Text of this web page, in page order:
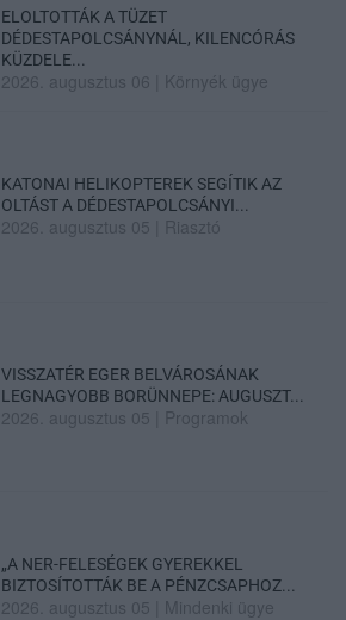
ELOLTOTTÁK A TÜZET
DÉDESTAPOLCSÁNYNÁL, KILENCÓRÁS
KÜZDELE...
2026. augusztus 06 Környék ügye
KATONAI HELIKOPTEREK SEGÍTIK AZ
OLTÁST A DÉDESTAPOLCSÁNYI...
2026. augusztus 05 Riasztó
VISSZATÉR EGER BELVÁROSÁNAK
LEGNAGYOBB BORÜNNEPE: AUGUSZT...
2026. augusztus 05 Programok
„A NER-FELESÉGEK GYEREKKEL
BIZTOSÍTOTTÁK BE A PÉNZCSAPHOZ...
2026. augusztus 05 Mindenki ügye